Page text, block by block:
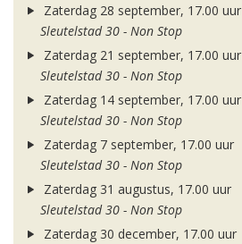
Zaterdag 28 september, 17.00 uur
Sleutelstad 30 - Non Stop
Zaterdag 21 september, 17.00 uur
Sleutelstad 30 - Non Stop
Zaterdag 14 september, 17.00 uur
Sleutelstad 30 - Non Stop
Zaterdag 7 september, 17.00 uur
Sleutelstad 30 - Non Stop
Zaterdag 31 augustus, 17.00 uur
Sleutelstad 30 - Non Stop
Zaterdag 30 december, 17.00 uur